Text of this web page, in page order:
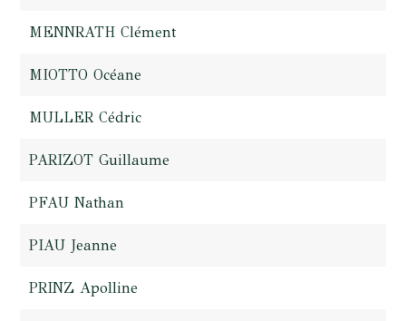
MENNRATH Clément
MIOTTO Océane
MULLER Cédric
PARIZOT Guillaume
PFAU Nathan
PIAU Jeanne
PRINZ Apolline